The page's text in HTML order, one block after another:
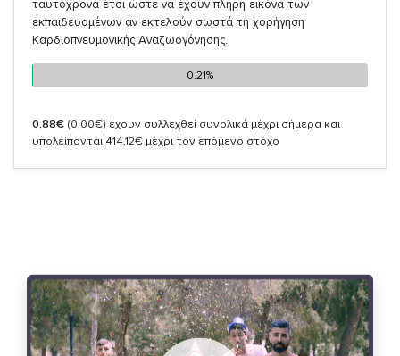
ταυτόχρονα έτσι ώστε να έχουν πλήρη εικόνα των
εκπαιδευομένων αν εκτελούν σωστά τη χορήγηση
Καρδιοπνευμονικής Αναζωογόνησης.
0.21%
0.21%
0,88€ (0,00€) έχουν συλλεχθεί συνολικά μέχρι σήμερα και
υπολείπονται 414,12€ μέχρι τον επόμενο στόχο